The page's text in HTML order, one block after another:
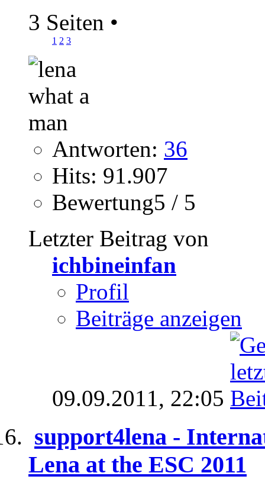
3 Seiten •
1 2 3
Antworten: 36
Hits: 91.907
Bewertung5 / 5
Letzter Beitrag von
ichbineinfan
Profil
Beiträge anzeigen
09.09.2011, 22:05
support4lena -
Lena at the ESC 2011